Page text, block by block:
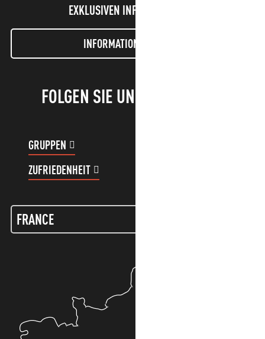
EXKLUSIVEN INFORMATIONEN!
INFORMATIONEN LETTER
FOLGEN SIE UNS!
GRUPPEN
ZUFRIEDENHEIT